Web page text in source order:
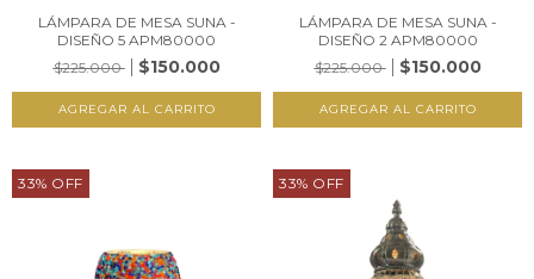
LÁMPARA DE MESA SUNA -
DISEÑO 5 APM80000
$225.000
$150.000
LÁMPARA DE MESA SUNA -
DISEÑO 2 APM80000
$225.000
$150.000
33% OFF 33% OFF